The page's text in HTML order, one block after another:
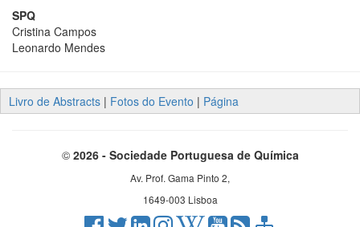
SPQ
Cristina Campos
Leonardo Mendes
Livro de Abstracts | Fotos do Evento | Página
© 2026 - Sociedade Portuguesa de Química
Av. Prof. Gama Pinto 2,
1649-003 Lisboa